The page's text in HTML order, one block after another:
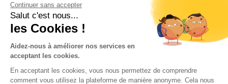
Conditions of use
Our partners
Continuer sans accepter
Salut c'est nous...
les Cookies !
Aidez-nous à améliorer nos services en
acceptant les cookies.
En acceptant les cookies, vous nous permettez de comprendre
comment vous utilisez la plateforme de manière anonyme. Cela nous